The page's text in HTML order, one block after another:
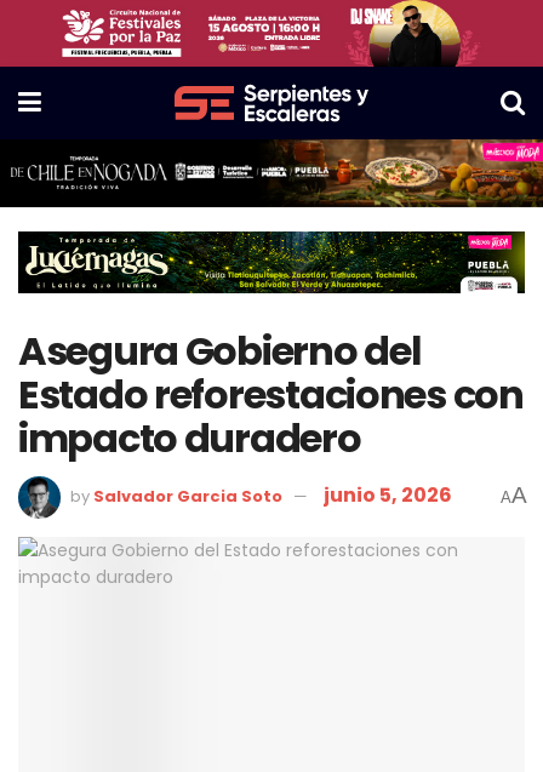
Asegura Gobierno del
Estado reforestaciones con
impacto duradero
by Salvador Garcia Soto junio 5, 2026 AA